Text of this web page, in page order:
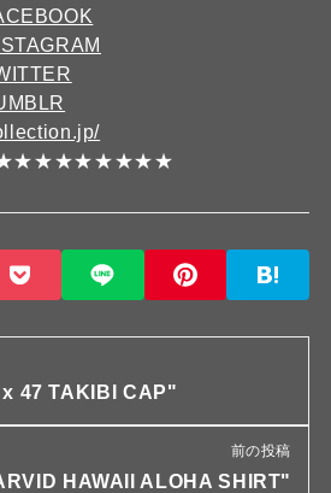
47 TAKIBI CAP"
前の投稿
HAWAII ALOHA SHIRT"